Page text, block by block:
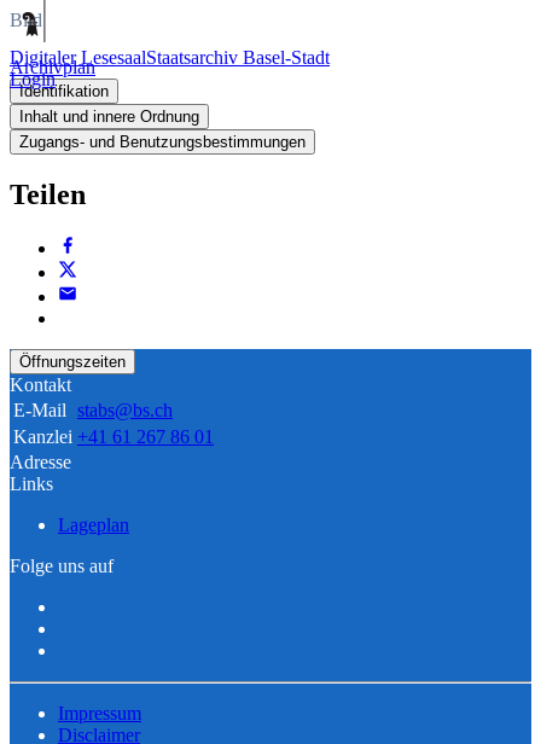
Digitaler LesesaalStaatsarchiv Basel-Stadt
Login
Bild
Archivplan
Identifikation
Inhalt und innere Ordnung
Zugangs- und Benutzungsbestimmungen
Teilen
Öffnungszeiten
Kontakt
E-Mail stabs@bs.ch
Kanzlei +41 61 267 86 01
Adresse
Links
Lageplan
Folge uns auf
Impressum
Disclaimer